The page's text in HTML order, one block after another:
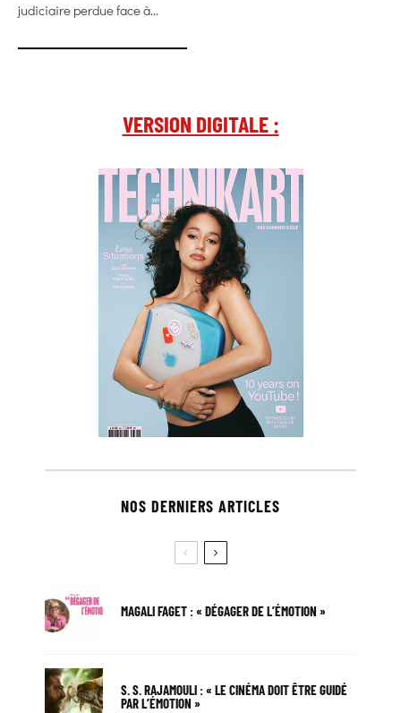
judiciaire perdue face à...
VERSION DIGITALE :
NOS DERNIERS ARTICLES
MAGALI FAGET : « DÉGAGER DE L’ÉMOTION »
S. S. RAJAMOULI : « LE CINÉMA DOIT ÊTRE GUIDÉ
PAR L’ÉMOTION »